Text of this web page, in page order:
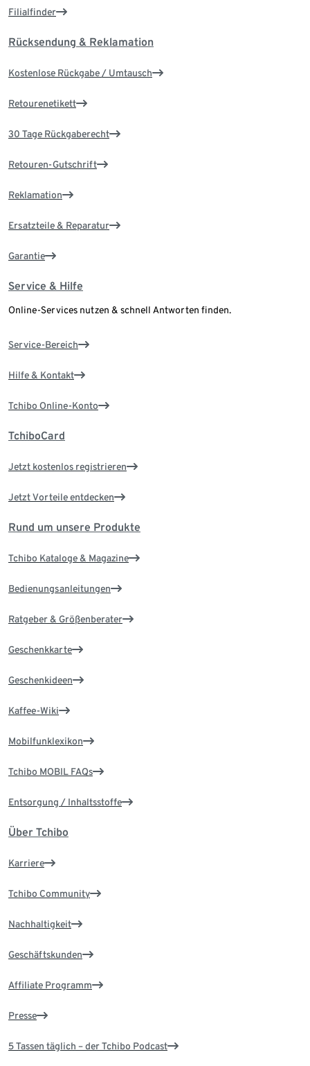
Filialfinder
Rücksendung & Reklamation
Kostenlose Rückgabe / Umtausch
Retourenetikett
30 Tage Rückgaberecht
Retouren-Gutschrift
Reklamation
Ersatzteile & Reparatur
Garantie
Service & Hilfe
Online-Services nutzen & schnell Antworten finden.
Service-Bereich
Hilfe & Kontakt
Tchibo Online-Konto
TchiboCard
Jetzt kostenlos registrieren
Jetzt Vorteile entdecken
Rund um unsere Produkte
Tchibo Kataloge & Magazine
Bedienungsanleitungen
Ratgeber & Größenberater
Geschenkkarte
Geschenkideen
Kaffee-Wiki
Mobilfunklexikon
Tchibo MOBIL FAQs
Entsorgung / Inhaltsstoffe
Über Tchibo
Karriere
Tchibo Community
Nachhaltigkeit
Geschäftskunden
Affiliate Programm
Presse
5 Tassen täglich – der Tchibo Podcast